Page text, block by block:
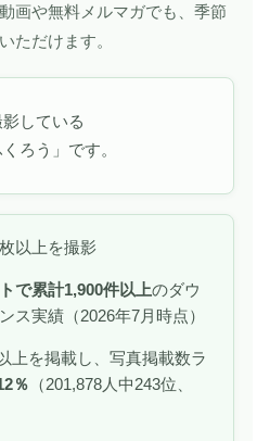
画や無料メルマガでも、季節
ただけます。
している
くろう」です。
以上を撮影
で累計1,900件以上のダウ
ス実績（2026年7月時点）
上を掲載し、写真掲載数ラ
％ （201,878人中243位、